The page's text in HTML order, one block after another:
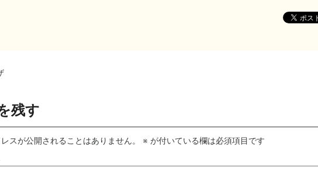
残す
スが公開されることはありません。 ※ が付いている欄は必須項目です